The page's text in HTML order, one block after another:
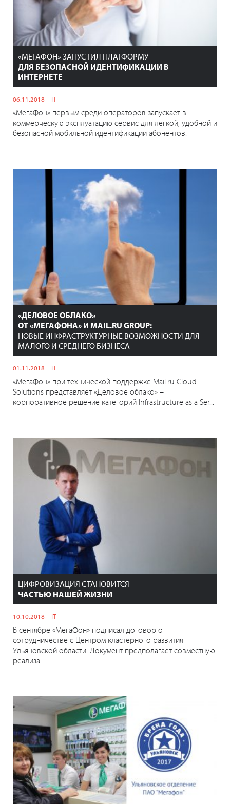
«МЕГАФОН» ЗАПУСТИЛ ПЛАТФОРМУ
ДЛЯ БЕЗОПАСНОЙ ИДЕНТИФИКАЦИИ В
ИНТЕРНЕТЕ
06.11.2018 IT
«МегаФон» первым среди операторов запускает в
коммерческую эксплуатацию сервис для легкой, удобной и
безопасной мобильной идентификации абонентов.
«ДЕЛОВОЕ ОБЛАКО»
ОТ «МЕГАФОНА» И MAIL.RU GROUP:
НОВЫЕ ИНФРАСТРУКТУРНЫЕ ВОЗМОЖНОСТИ ДЛЯ
МАЛОГО И СРЕДНЕГО БИЗНЕСА
01.11.2018 IT
«МегаФон» при технической поддержке Mail.ru Cloud
Solutions представляет «Деловое облако» –
корпоративное решение категорий Infrastructure as a Ser...
ЦИФРОВИЗАЦИЯ СТАНОВИТСЯ
ЧАСТЬЮ НАШЕЙ ЖИЗНИ
10.10.2018 IT
В сентябре «МегаФон» подписал договор о
сотрудничестве с Центром кластерного развития
Ульяновской области. Документ предполагает совместную
реализа...